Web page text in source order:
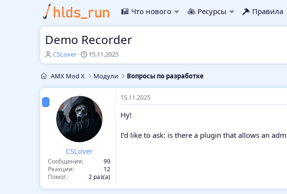
Что нового Ресурсы Правила
Demo Recorder
А
в
о
р
м
ы
CSLover
Д
а
а
н
а
л
15.11.2025
AMX Mod X Модули Вопросы по разработке
CSLover
Сообщения
99
Реакции
12
Помог
2 раз(а)
15.11.2025
Hy!
I’d like to ask: is there a plugin that allows an